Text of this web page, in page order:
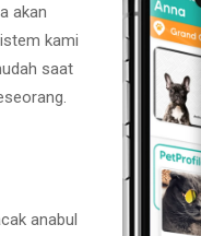
akan
kami
saat
anabul